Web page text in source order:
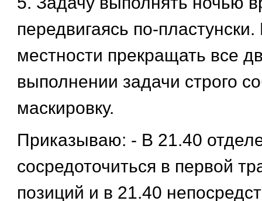
передвигаясь по-
местности прекращать все
выполнении задачи строго
маскировку.
Приказываю: - В 21.40
сосредоточиться в первой
позиций и в 21.40